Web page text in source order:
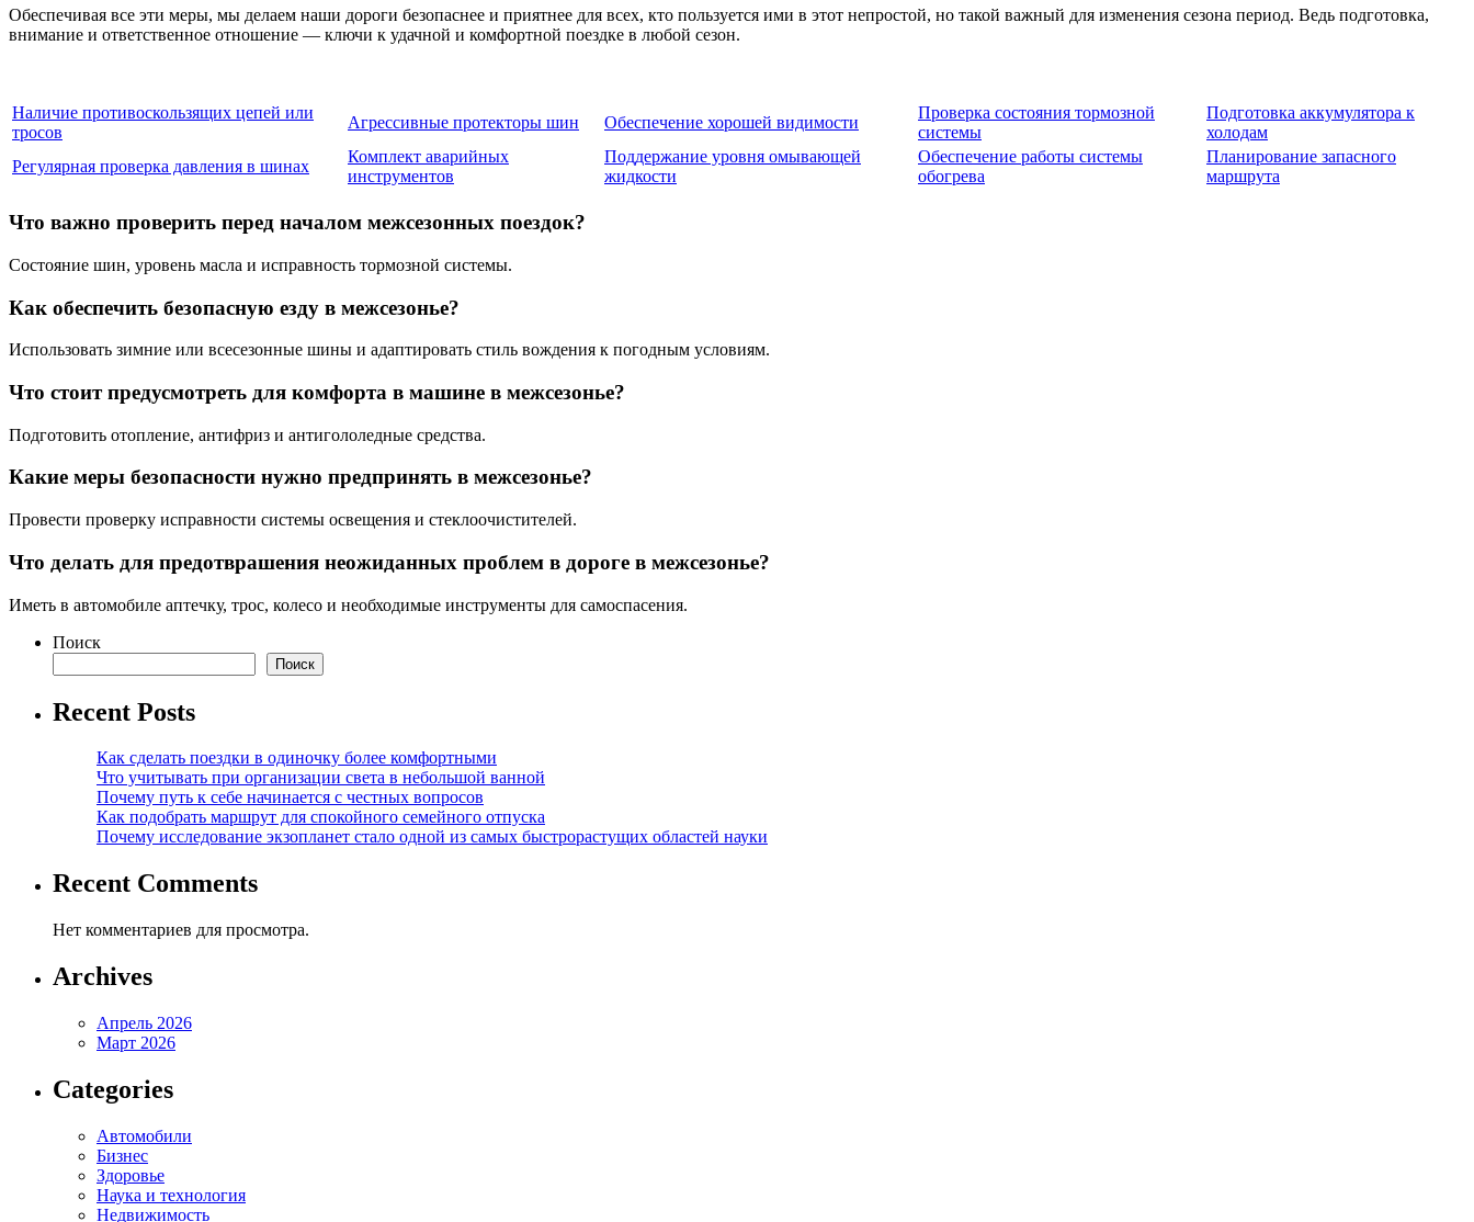
Обеспечивая все эти меры, мы делаем наши дороги безопаснее и приятнее для всех, кто пользуется ими в этот непростой, но такой важный для изменения сезона период. Ведь подготовка,
внимание и ответственное отношение — ключи к удачной и комфортной поездке в любой сезон.
Наличие противоскользящих цепей или
тросов
Агрессивные протекторы шин Обеспечение хорошей видимости
Проверка состояния тормозной
системы
Подготовка аккумулятора к
холодам
Регулярная проверка давления в шинах
Комплект аварийных
инструментов
Поддержание уровня омывающей
жидкости
Обеспечение работы системы
обогрева
Планирование запасного
маршрута
Что важно проверить перед началом межсезонных поездок?
Состояние шин, уровень масла и исправность тормозной системы.
Как обеспечить безопасную езду в межсезонье?
Использовать зимние или всесезонные шины и адаптировать стиль вождения к погодным условиям.
Что стоит предусмотреть для комфорта в машине в межсезонье?
Подготовить отопление, антифриз и антигололедные средства.
Какие меры безопасности нужно предпринять в межсезонье?
Провести проверку исправности системы освещения и стеклоочистителей.
Что делать для предотврашения неожиданных проблем в дороге в межсезонье?
Иметь в автомобиле аптечку, трос, колесо и необходимые инструменты для самоспасения.
Поиск
Поиск
Recent Posts
Как сделать поездки в одиночку более комфортными
Что учитывать при организации света в небольшой ванной
Почему путь к себе начинается с честных вопросов
Как подобрать маршрут для спокойного семейного отпуска
Почему исследование экзопланет стало одной из самых быстрорастущих областей науки
Recent Comments
Нет комментариев для просмотра.
Archives
Апрель 2026
Март 2026
Categories
Автомобили
Бизнес
Здоровье
Наука и технология
Недвижимость